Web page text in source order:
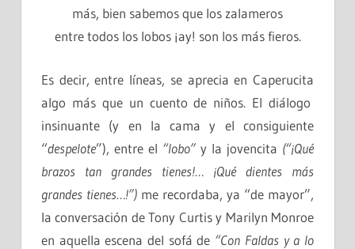
más, bien sabemos que los zalameros
entre todos los lobos ¡ay! son los más fieros.
Es decir, entre líneas, se aprecia en Caperucita
algo más que un cuento de niños. El diálogo
insinuante (y en la cama y el consiguiente
“despelote”), entre el “lobo” y la jovencita (“¡Qué
brazos tan grandes tienes!… ¡Qué dientes más
grandes tienes…!”) me recordaba, ya “de mayor”,
la conversación de Tony Curtis y Marilyn Monroe
en aquella escena del sofá de “Con Faldas y a lo